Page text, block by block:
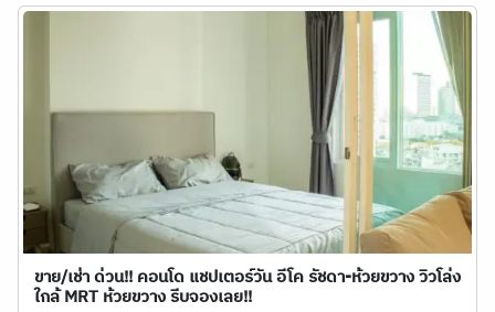
ขาย/เช่า ด่วน!! คอนโด แชปเตอร์วัน อีโค รัชดา-ห้วยขวาง วิวโล่ง
ใกล้ MRT ห้วยขวาง รีบจองเลย!!